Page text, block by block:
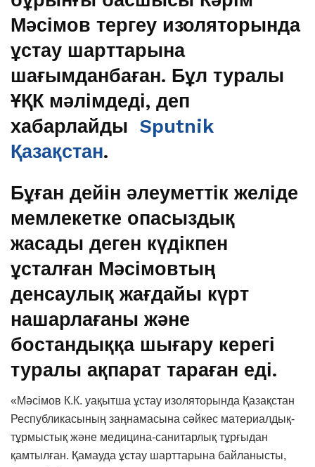
Мәсімов тергеу изоляторында
ұстау шарттарына
шағымданбаған. Бұл туралы
ҰҚК мәлімдеді, деп
хабарлайды Sputnik
Қазақстан.
Бұған дейін әлеуметтік желіде
мемлекетке опасыздық
жасады деген күдікпен
ұсталған Мәсімовтың
денсаулық жағдайы күрт
нашарлағаны және
бостандыққа шығару керегі
туралы ақпарат тараған еді.
«Мәсімов К.К. уақытша ұстау изоляторында Қазақстан
Республикасының заңнамасына сәйкес материалдық-
тұрмыстық және медицина-санитарлық тұрғыдан
қамтылған. Қамауда ұстау шарттарына байланысты,